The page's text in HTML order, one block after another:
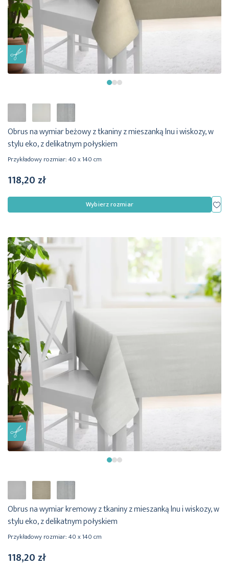
Obrus na wymiar beżowy z tkaniny z mieszanką lnu i wiskozy, w
stylu eko, z delikatnym połyskiem
Przykładowy rozmiar: 40 x 140 cm
118,20 zł
Wybierz rozmiar
Obrus na wymiar kremowy z tkaniny z mieszanką lnu i wiskozy, w
stylu eko, z delikatnym połyskiem
Przykładowy rozmiar: 40 x 140 cm
118,20 zł